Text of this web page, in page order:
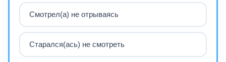
Смотрел(а) не отрываясь
Старался(ась) не смотреть